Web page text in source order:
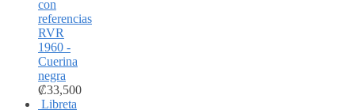
con
referencias
RVR
1960 -
Cuerina
negra
₡33,500
Libreta